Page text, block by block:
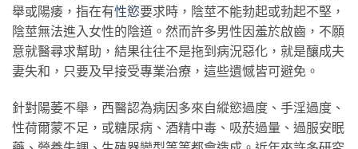
舉或陽痿，指在有性慾要求時，陰莖不能勃起或勃起不堅，
陰莖無法進入女性的陰道。然而許多男性因羞於啟齒，不願
意就醫尋求幫助，結果往往不是拖到病況惡化，就是釀成夫
妻失和，只要及早接受專業治療，這些遺憾皆可避免。
針對陽萎不舉，西醫認為病因多來自縱慾過度、手淫過度、
性荷爾蒙不足，或糖尿病、酒精中毒、吸菸過量、過服安眠